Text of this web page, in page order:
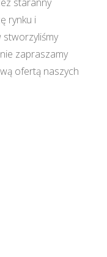
rynku i
zapraszamy
ofertą naszych